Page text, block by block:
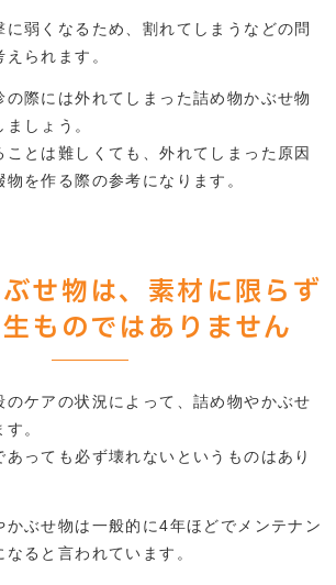
に弱くなるため、割れてしまうなどの問
られます。
の際には外れてしまった詰め物かぶせ物
しょう。
ことは難しくても、外れてしまった原因
を作る際の参考になります。
せ物は、素材に限らず
ものではありません
のケアの状況によって、詰め物やかぶせ
。
あっても必ず壊れないというものはあり
かぶせ物は一般的に4年ほどでメンテナン
ると言われています。